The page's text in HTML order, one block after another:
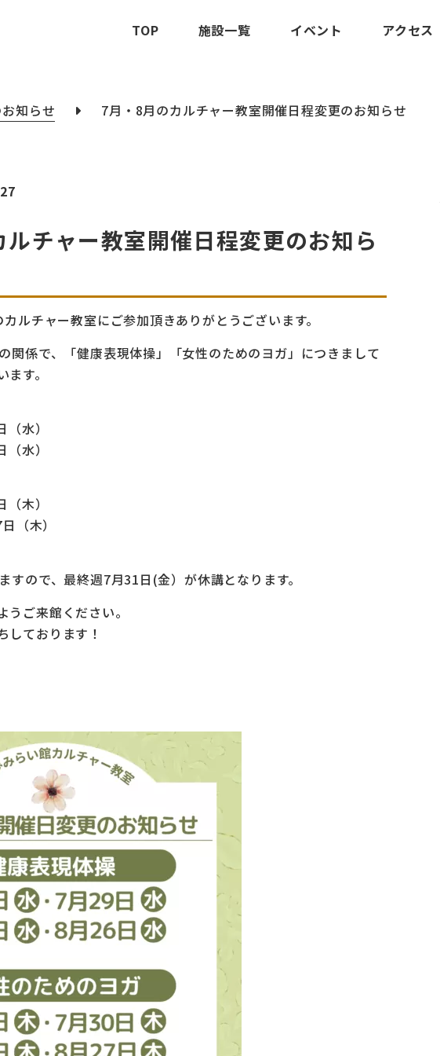
TOP 施設一覧 イベント アクセス
知らせ 7月・8月のカルチャー教室開催日程変更のお知らせ
チャー教室開催日程変更のお知ら
ルチャー教室にご参加頂きありがとうございます。
関係で、「健康表現体操」「女性のためのヨガ」につきまして
す。
水）
水）
木）
（木）
すので、最終週7月31日(金）が休講となります。
うご来館ください。
しております！